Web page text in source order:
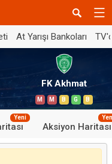
At Yarışı Bankoları
FK Akhmat
M M B G B
Yeni
Aksiyon Haritası